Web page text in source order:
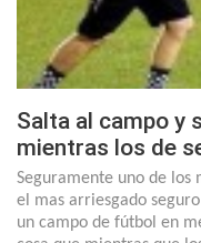
Salta al campo y
mientras los de
Seguramente uno de los
el mas arriesgado
un campo de fútbol en